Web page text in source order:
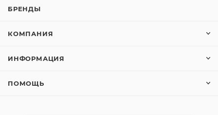
БРЕНДЫ
КОМПАНИЯ
ИНФОРМАЦИЯ
ПОМОЩЬ